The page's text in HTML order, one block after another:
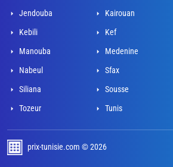
Jendouba
Kairouan
Kebili
Kef
Manouba
Medenine
Nabeul
Sfax
Siliana
Sousse
Tozeur
Tunis
prix-tunisie.com © 2026